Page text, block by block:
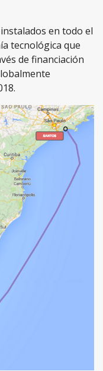
en todo el
tecnológica que
de financiación